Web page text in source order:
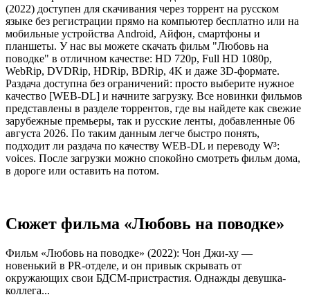
(2022) доступен для скачивания через торрент на русском
языке без регистрации прямо на компьютер бесплатно или на
мобильные устройства Android, Айфон, смартфоны и
планшеты. У нас вы можете скачать фильм "Любовь на
поводке" в отличном качестве: HD 720p, Full HD 1080p,
WebRip, DVDRip, HDRip, BDRip, 4K и даже 3D-формате.
Раздача доступна без ограничений: просто выберите нужное
качество [WEB-DL] и начните загрузку. Все новинки фильмов
представлены в разделе торрентов, где вы найдете как свежие
зарубежные премьеры, так и русские ленты, добавленные 06
августа 2026. По таким данным легче быстро понять,
подходит ли раздача по качеству WEB-DL и переводу W³:
voices. После загрузки можно спокойно смотреть фильм дома,
в дороге или оставить на потом.
Сюжет фильма «Любовь на поводке»
Фильм «Любовь на поводке» (2022): Чон Джи-ху —
новенький в PR-отделе, и он привык скрывать от
окружающих свои БДСМ-пристрастия. Однажды девушка-
коллега...